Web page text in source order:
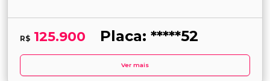
R$ 125.900 Placa: *****52
Ver mais